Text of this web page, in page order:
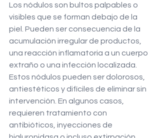
Los nódulos son bultos palpables o
visibles que se forman debajo de la
piel. Pueden ser consecuencia de la
acumulación irregular de productos,
una reacción inflamatoria a un cuerpo
extraño o una infección localizada.
Estos nódulos pueden ser dolorosos,
antiestéticos y difíciles de eliminar sin
intervención. En algunos casos,
requieren tratamiento con
antibióticos, inyecciones de